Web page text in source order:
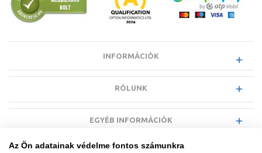
INFORMÁCIÓK
RÓLUNK
EGYÉB INFORMÁCIÓK
Az Ön adatainak védelme fontos számunkra